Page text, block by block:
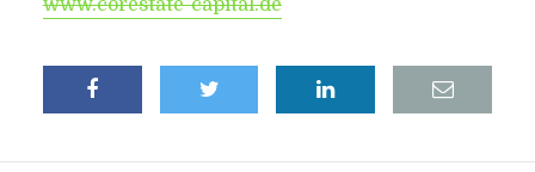
www.corestate-capital.de